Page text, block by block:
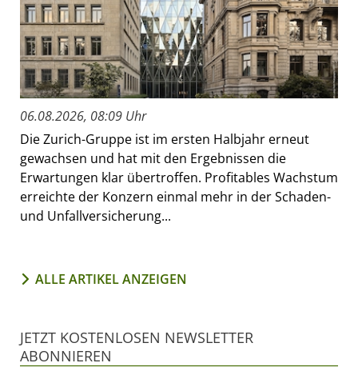
06.08.2026, 08:09 Uhr
Die Zurich-Gruppe ist im ersten Halbjahr erneut
gewachsen und hat mit den Ergebnissen die
Erwartungen klar übertroffen. Profitables Wachstum
erreichte der Konzern einmal mehr in der Schaden-
und Unfallversicherung...
ALLE ARTIKEL ANZEIGEN
JETZT KOSTENLOSEN NEWSLETTER
ABONNIEREN